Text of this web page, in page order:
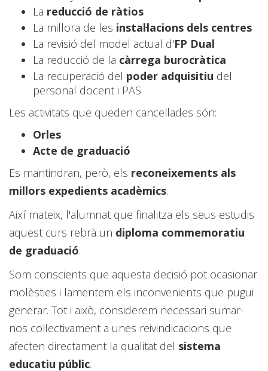
La reducció de ràtios
La millora de les instal·lacions dels centres
La revisió del model actual d'FP Dual
La reducció de la càrrega burocràtica
La recuperació del poder adquisitiu del
personal docent i PAS
Les activitats que queden cancel·lades són:
Orles
Acte de graduació
Es mantindran, però, els reconeixements als
millors expedients acadèmics.
Així mateix, l'alumnat que finalitza els seus estudis
aquest curs rebrà un diploma commemoratiu
de graduació.
Som conscients que aquesta decisió pot ocasionar
molèsties i lamentem els inconvenients que pugui
generar. Tot i això, considerem necessari sumar-
nos col·lectivament a unes reivindicacions que
afecten directament la qualitat del sistema
educatiu públic.